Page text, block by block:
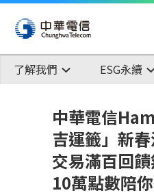
了解我們 ESG永續
中華電信
吉運籤」新
交易滿百回
10萬點數陪